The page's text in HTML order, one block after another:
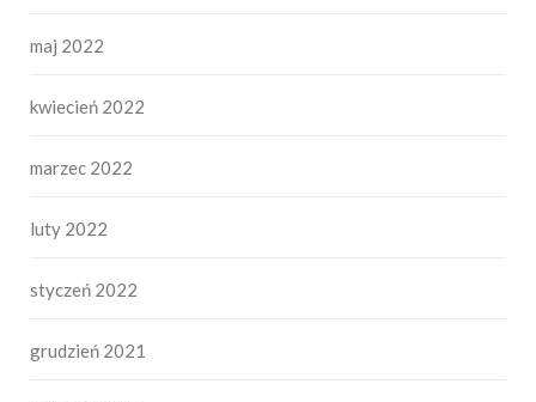
maj 2022
kwiecień 2022
marzec 2022
luty 2022
styczeń 2022
grudzień 2021